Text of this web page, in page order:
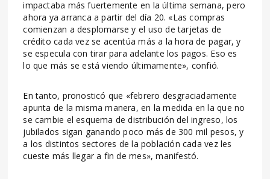
impactaba más fuertemente en la última semana, pero
ahora ya arranca a partir del día 20. «Las compras
comienzan a desplomarse y el uso de tarjetas de
crédito cada vez se acentúa más a la hora de pagar, y
se especula con tirar para adelante los pagos. Eso es
lo que más se está viendo últimamente», confió.
En tanto, pronosticó que «febrero desgraciadamente
apunta de la misma manera, en la medida en la que no
se cambie el esquema de distribución del ingreso, los
jubilados sigan ganando poco más de 300 mil pesos, y
a los distintos sectores de la población cada vez les
cueste más llegar a fin de mes», manifestó.